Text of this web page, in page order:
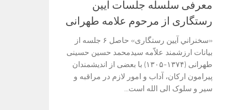
معرفی سلسله جلسات آیین
رستگاری از مرحوم علامه طهرانی
«سخنراني آیین رستگاری» حاصل ۶ جلسه از
بیانات ارزشمند علاّمه سیدمحمد حسین حسینی
طهرانی (۱۳۷۴-۱۳۰۵) با بعضی از اندیشمندان
پیرامون ارکان، آداب و امور لازم در مراقبه و
سیر و سلوک الی الله است...